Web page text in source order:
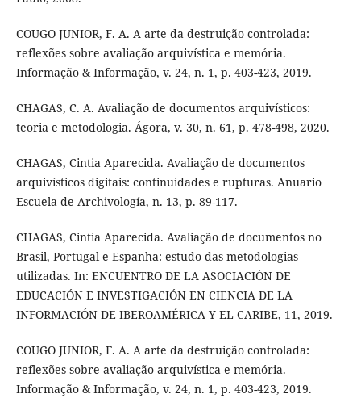
COUGO JUNIOR, F. A. A arte da destruição controlada:
reflexões sobre avaliação arquivística e memória.
Informação & Informação, v. 24, n. 1, p. 403-423, 2019.
CHAGAS, C. A. Avaliação de documentos arquivísticos:
teoria e metodologia. Ágora, v. 30, n. 61, p. 478-498, 2020.
CHAGAS, Cintia Aparecida. Avaliação de documentos
arquivísticos digitais: continuidades e rupturas. Anuario
Escuela de Archivología, n. 13, p. 89-117.
CHAGAS, Cintia Aparecida. Avaliação de documentos no
Brasil, Portugal e Espanha: estudo das metodologias
utilizadas. In: ENCUENTRO DE LA ASOCIACIÓN DE
EDUCACIÓN E INVESTIGACIÓN EN CIENCIA DE LA
INFORMACIÓN DE IBEROAMÉRICA Y EL CARIBE, 11, 2019.
COUGO JUNIOR, F. A. A arte da destruição controlada:
reflexões sobre avaliação arquivística e memória.
Informação & Informação, v. 24, n. 1, p. 403-423, 2019.